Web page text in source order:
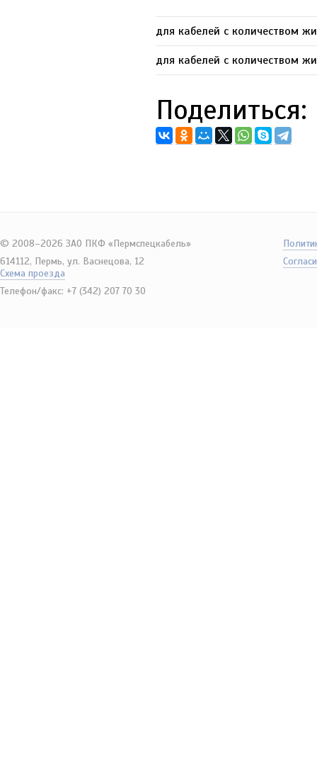
для кабелей с количеством
для кабелей с количеством
Поделиться:
© 2008–2026 ЗАО ПКФ «Пермспецкабель»
614112, Пермь, ул. Васнецова, 12
Схема проезда
Телефон/факс: +7 (342) 207 70 30